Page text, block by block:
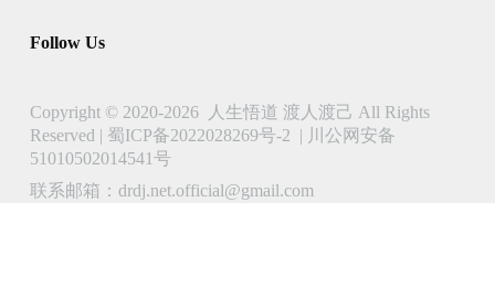
Follow Us
Copyright © 2020-2026 人生悟道 渡人渡己 All Rights
Reserved | 蜀ICP备2022028269号-2 |
川公网安备
51010502014541号
联系邮箱：drdj.net.official@gmail.com